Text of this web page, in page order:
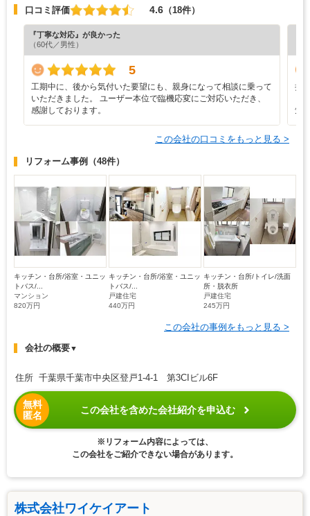
口コミ評価 4.6 （18件）
『丁寧な対応』が良かった
（60代／男性）
5
工期中に、後から気付いた要望にも、親身になって相談に乗って
いただきました。 ユーザー本位で臨機応変にご対応いただき、
感謝しております。
担
気
この会社の口コミをもっと見る >
リフォーム事例 （48件）
キッチン・台所/浴室・ユニッ
トバス/...
マンション
820万円
キッチン・台所/浴室・ユニッ
トバス/...
戸建住宅
440万円
キッチン・台所/トイレ/洗面
所・脱衣所
戸建住宅
245万円
この会社の事例をもっと見る >
会社の概要▼
住所 千葉県千葉市中央区登戸1-4-1 第3CIビル6F
無料
匿名
この会社を含めた会社紹介を申込む
※リフォーム内容によっては、
この会社をご紹介できない場合があります。
株式会社ワイケイアート